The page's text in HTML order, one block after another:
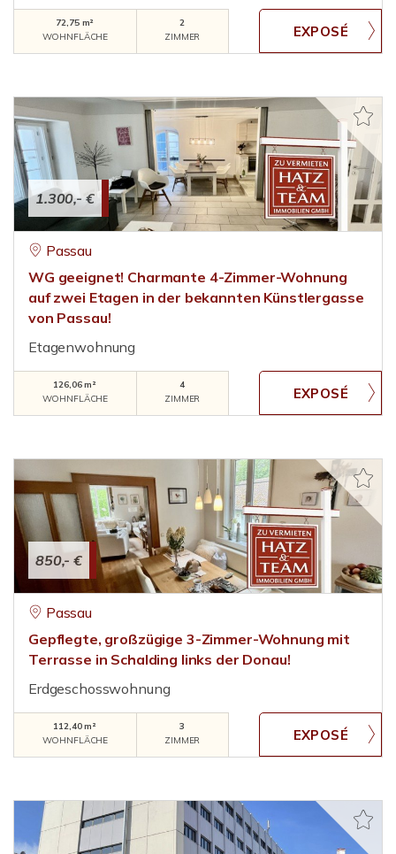
72,75 m²
WOHNFLÄCHE
2
ZIMMER
1.300,- €
Passau
WG geeignet! Charmante 4-Zimmer-Wohnung
auf zwei Etagen in der bekannten Künstlergasse
von Passau!
Etagenwohnung
126,06 m²
WOHNFLÄCHE
4
ZIMMER
850,- €
Passau
Gepflegte, großzügige 3-Zimmer-Wohnung mit
Terrasse in Schalding links der Donau!
Erdgeschosswohnung
112,40 m²
WOHNFLÄCHE
3
ZIMMER